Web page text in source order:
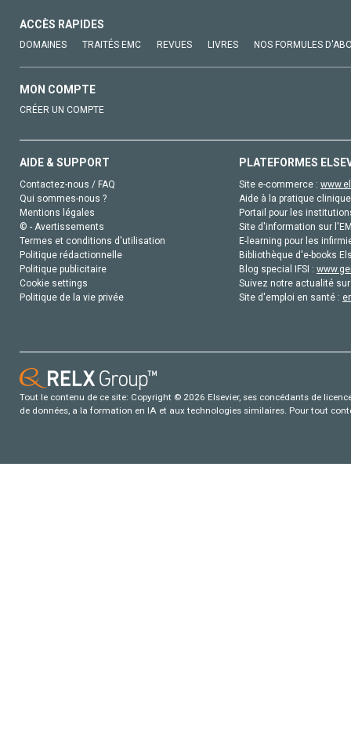
ACCÈS RAPIDES
DOMAINES TRAITÉS EMC REVUES LIVRES NOS FORMULES
MON COMPTE
CRÉER UN COMPTE
AIDE & SUPPORT
Contactez-nous / FAQ
Qui sommes-nous ?
Mentions légales
© - Avertissements
Termes et conditions d'utilisation
Politique rédactionnelle
Politique publicitaire
Cookie settings
Politique de la vie privée
PLATEFORMES
Site e-commerce :
Aide à la pratique
Portail pour les
Site d'information sur
E-learning pour les
Bibliothèque d'e-books
Blog special IFSI :
Suivez notre actualité
Site d'emploi en santé :
Tout le contenu de ce site: Copyright © 2026 Elsevier, ses concédants de
de données, a la formation en IA et aux technologies similaires. Pour tout